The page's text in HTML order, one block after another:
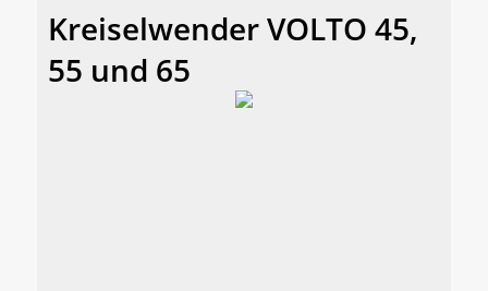
Kreiselwender VOLTO 45,
55 und 65